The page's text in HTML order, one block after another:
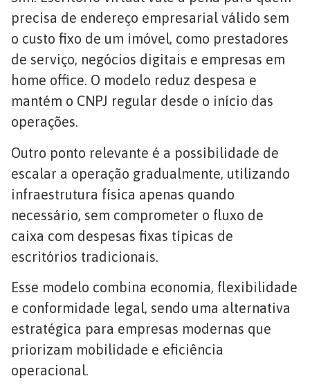
precisa de endereço empresarial válido sem
o custo fixo de um imóvel, como prestadores
de serviço, negócios digitais e empresas em
home office. O modelo reduz despesa e
mantém o CNPJ regular desde o início das
operações.
Outro ponto relevante é a possibilidade de
escalar a operação gradualmente, utilizando
infraestrutura física apenas quando
necessário, sem comprometer o fluxo de
caixa com despesas fixas típicas de
escritórios tradicionais.
Esse modelo combina economia, flexibilidade
e conformidade legal, sendo uma alternativa
estratégica para empresas modernas que
priorizam mobilidade e eficiência
operacional.